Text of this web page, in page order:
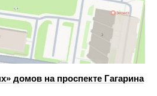
домов на проспекте Гагарина